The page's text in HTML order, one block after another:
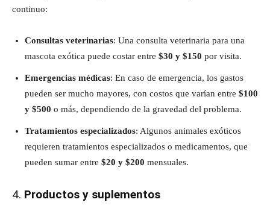
continuo:
Consultas veterinarias: Una consulta veterinaria para una
mascota exótica puede costar entre $30 y $150 por visita.
Emergencias médicas: En caso de emergencia, los gastos
pueden ser mucho mayores, con costos que varían entre $100
y $500 o más, dependiendo de la gravedad del problema.
Tratamientos especializados: Algunos animales exóticos
requieren tratamientos especializados o medicamentos, que
pueden sumar entre $20 y $200 mensuales.
4. Productos y suplementos